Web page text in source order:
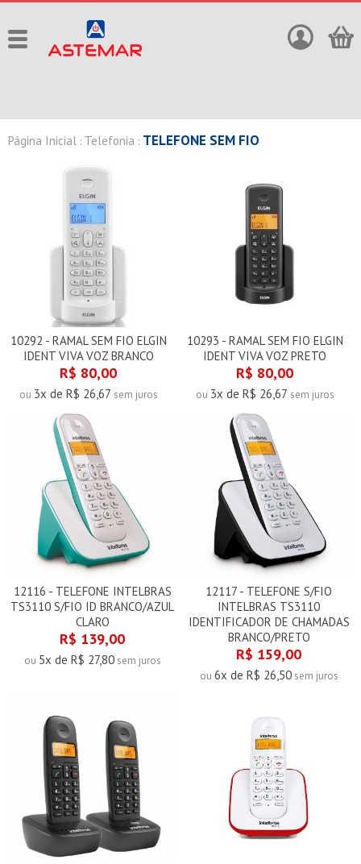
Página Inicial : Telefonia : TELEFONE SEM FIO
10292 - RAMAL SEM FIO ELGIN
IDENT VIVA VOZ BRANCO
R$ 80,00
ou 3x de R$ 26,67 sem juros
10293 - RAMAL SEM FIO ELGIN
IDENT VIVA VOZ PRETO
R$ 80,00
ou 3x de R$ 26,67 sem juros
12116 - TELEFONE INTELBRAS
TS3110 S/FIO ID BRANCO/AZUL
CLARO
R$ 139,00
ou 5x de R$ 27,80sem juros
12117 - TELEFONE S/FIO
INTELBRAS TS3110
IDENTIFICADOR DE CHAMADAS
BRANCO/PRETO
R$ 159,00
ou 6x de R$ 26,50sem juros